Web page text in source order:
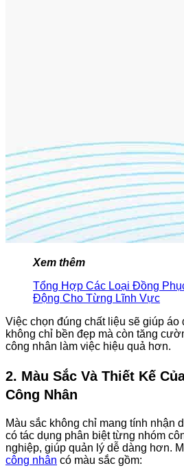
Xem thêm
Tổng Hợp Các Loại Đồng
Động Cho Từng Lĩnh Vực
Việc chọn đúng chất liệu sẽ giúp áo
không chỉ bền đẹp mà còn tăng
công nhân làm việc hiệu quả hơn.
2. Màu Sắc Và Thiết Kế
Công Nhân
Màu sắc không chỉ mang tính nhận
có tác dụng phân biệt từng nhóm
nghiệp, giúp quản lý dễ dàng hơn.
công nhân có màu sắc gồm: